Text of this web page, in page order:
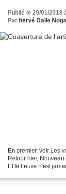
Publié le 29/01/2018
Par hervé Dalle
En premier, voir Les
Retour hier,
Et le fleuve n'est